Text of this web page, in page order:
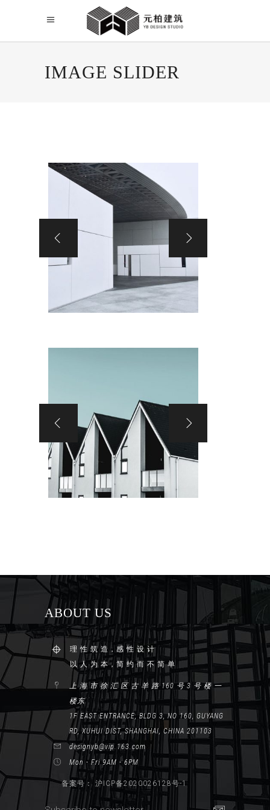
IMAGE SLIDER
ABOUT US
理 性 筑 造，感 性 设 计
以 人 为 本，简 约 而 不 简 单
上 海 市 徐 汇 区 古 羊 路 160 号 3 号 楼 一
楼东
1F EAST ENTRANCE, BLDG 3, NO 160, GUYANG
RD, XUHUI DIST, SHANGHAI, CHINA 201103
designyb@vip.163.com
Mon - Fri 9AM - 6PM
备案号： 沪ICP备2020026128号-1